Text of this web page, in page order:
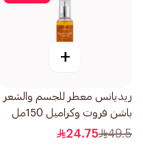
+
ريديانس معطر للجسم والشعر
باشن فروت وكراميل 150مل
49.5
24.75